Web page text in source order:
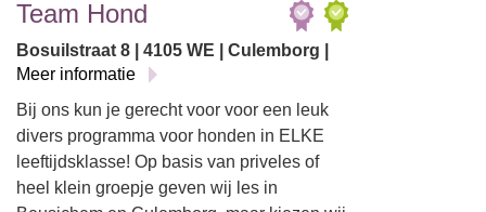
Team Hond
Bosuilstraat 8 | 4105 WE | Culemborg |
Meer informatie
Bij ons kun je gerecht voor voor een leuk
divers programma voor honden in ELKE
leeftijdsklasse! Op basis van priveles of
heel klein groepje geven wij les in